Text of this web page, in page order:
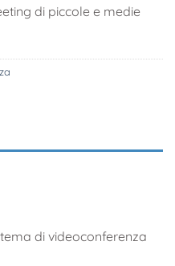
di piccole e medie
di videoconferenza